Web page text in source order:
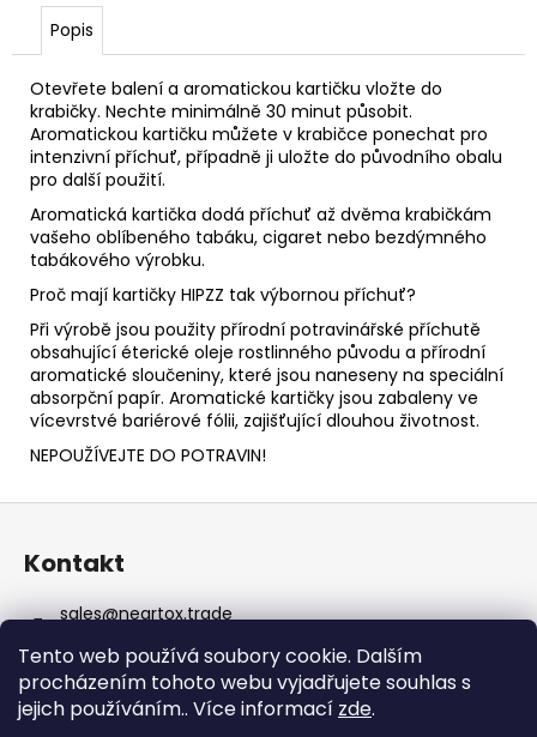
Tento web používá soubory cookie. Dalším
procházením tohoto webu vyjadřujete souhlas s
jejich používáním.. Více informací zde.
Popis
Otevřete balení a aromatickou kartičku vložte do
krabičky. Nechte minimálně 30 minut působit.
Aromatickou kartičku můžete v krabičce ponechat pro
intenzivní příchuť, případně ji uložte do původního obalu
pro další použití.
Aromatická kartička dodá příchuť až dvěma krabičkám
vašeho oblíbeného tabáku, cigaret nebo bezdýmného
tabákového výrobku.
Proč mají kartičky HIPZZ tak výbornou příchuť?
Při výrobě jsou použity přírodní potravinářské příchutě
obsahující éterické oleje rostlinného původu a přírodní
aromatické sloučeniny, které jsou naneseny na speciální
absorpční papír. Aromatické kartičky jsou zabaleny ve
vícevrstvé bariérové fólii, zajišťující dlouhou životnost.
NEPOUŽÍVEJTE DO POTRAVIN!
Z
a
t
Kontakt
sales@neartox.trade
@wigzzart